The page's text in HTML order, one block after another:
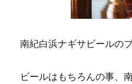
南紀白浜ナギサビールのブ
ビールはもちろんの事、